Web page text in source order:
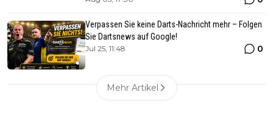
Verpassen Sie keine Darts-Nachricht mehr – Folgen
Sie Dartsnews auf Google!
Jul 25, 11:48 0
Mehr Artikel